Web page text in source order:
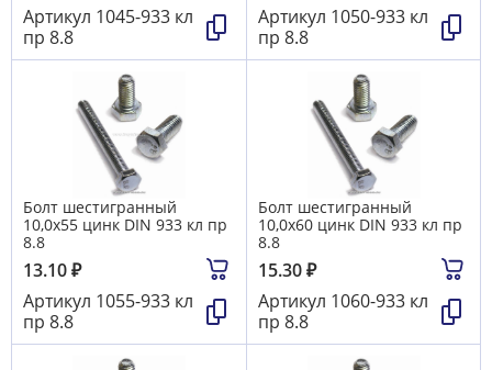
Артикул 1045-933 кл
пр 8.8
Артикул 1050-933 кл
пр 8.8
Болт шестигранный
10,0х55 цинк DIN 933 кл пр
8.8
13.10₽
Артикул 1055-933 кл
пр 8.8
Болт шестигранный
10,0х60 цинк DIN 933 кл пр
8.8
15.30₽
Артикул 1060-933 кл
пр 8.8